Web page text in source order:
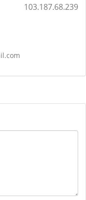
103.187.68.239